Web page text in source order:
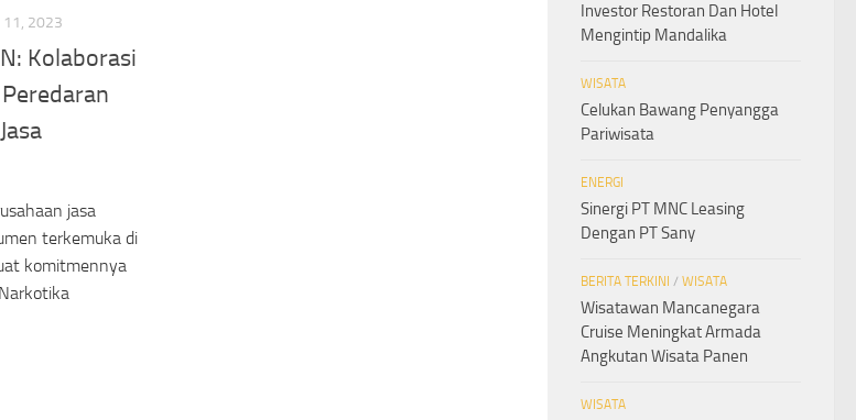
11, 2023
Kolaborasi
jasa
terkemuka di
komitmennya
Investor Restoran Dan Hotel
Mengintip Mandalika
WISATA
Celukan Bawang Penyangga
Pariwisata
ENERGI
Sinergi PT MNC Leasing
Dengan PT Sany
BERITA TERKINI / WISATA
Wisatawan Mancanegara
Cruise Meningkat Armada
Angkutan Wisata Panen
WISATA